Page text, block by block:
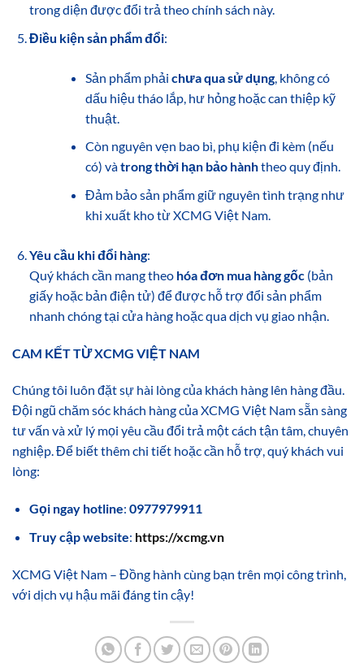
trong diện được đổi trả theo chính sách này.
Điều kiện sản phẩm đổi:
Sản phẩm phải chưa qua sử dụng, không có
dấu hiệu tháo lắp, hư hỏng hoặc can thiệp kỹ
thuật.
Còn nguyên vẹn bao bì, phụ kiện đi kèm (nếu
có) vàtrong thời hạn bảo hànhtheo quy định.
Đảm bảo sản phẩm giữ nguyên tình trạng như
khi xuất kho từ XCMG Việt Nam.
Yêu cầu khi đổi hàng:
Quý khách cần mang theo hóa đơn mua hàng gốc(bản
giấy hoặc bản điện tử) để được hỗ trợ đổi sản phẩm
nhanh chóng tại cửa hàng hoặc qua dịch vụ giao nhận.
CAM KẾT TỪ XCMG VIỆT NAM
Chúng tôi luôn đặt sự hài lòng của khách hàng lên hàng đầu.
Đội ngũ chăm sóc khách hàng của XCMG Việt Nam sẵn sàng
tư vấn và xử lý mọi yêu cầu đổi trả một cách tận tâm, chuyên
nghiệp. Để biết thêm chi tiết hoặc cần hỗ trợ, quý khách vui
lòng:
Gọi ngay hotline: 0977979911
Truy cập website: https://xcmg.vn
XCMG Việt Nam – Đồng hành cùng bạn trên mọi công trình,
với dịch vụ hậu mãi đáng tin cậy!